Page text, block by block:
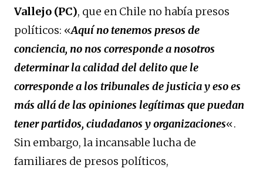
Vallejo (PC), que en Chile no había presos
políticos: «Aquí no tenemos presos de
conciencia, no nos corresponde a nosotros
determinar la calidad del delito que le
corresponde a los tribunales de justicia y eso es
más allá de las opiniones legítimas que puedan
tener partidos, ciudadanos y organizaciones«.
Sin embargo, la incansable lucha de
familiares de presos políticos,